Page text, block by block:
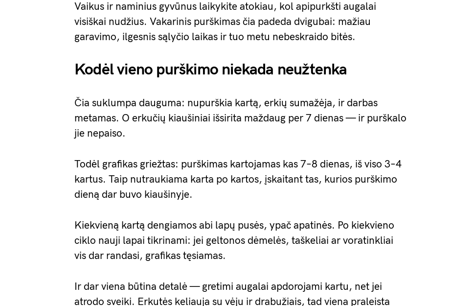
Vaikus ir naminius gyvūnus laikykite atokiau, kol apipurkšti augalai
visiškai nudžius. Vakarinis purškimas čia padeda dvigubai: mažiau
garavimo, ilgesnis sąlyčio laikas ir tuo metu nebeskraido bitės.
Kodėl vieno purškimo niekada neužtenka
Čia suklumpa dauguma: nupurškia kartą, erkių sumažėja, ir darbas
metamas. O erkučių kiaušiniai išsirita maždaug per 7 dienas — ir purškalo
jie nepaiso.
Todėl grafikas griežtas: purškimas kartojamas kas 7–8 dienas, iš viso 3–4
kartus. Taip nutraukiama karta po kartos, įskaitant tas, kurios purškimo
dieną dar buvo kiaušinyje.
Kiekvieną kartą dengiamos abi lapų pusės, ypač apatinės. Po kiekvieno
ciklo nauji lapai tikrinami: jei geltonos dėmelės, taškeliai ar voratinkliai
vis dar randasi, grafikas tęsiamas.
Ir dar viena būtina detalė — gretimi augalai apdorojami kartu, net jei
atrodo sveiki. Erkutės keliauja su vėju ir drabužiais, tad viena praleista